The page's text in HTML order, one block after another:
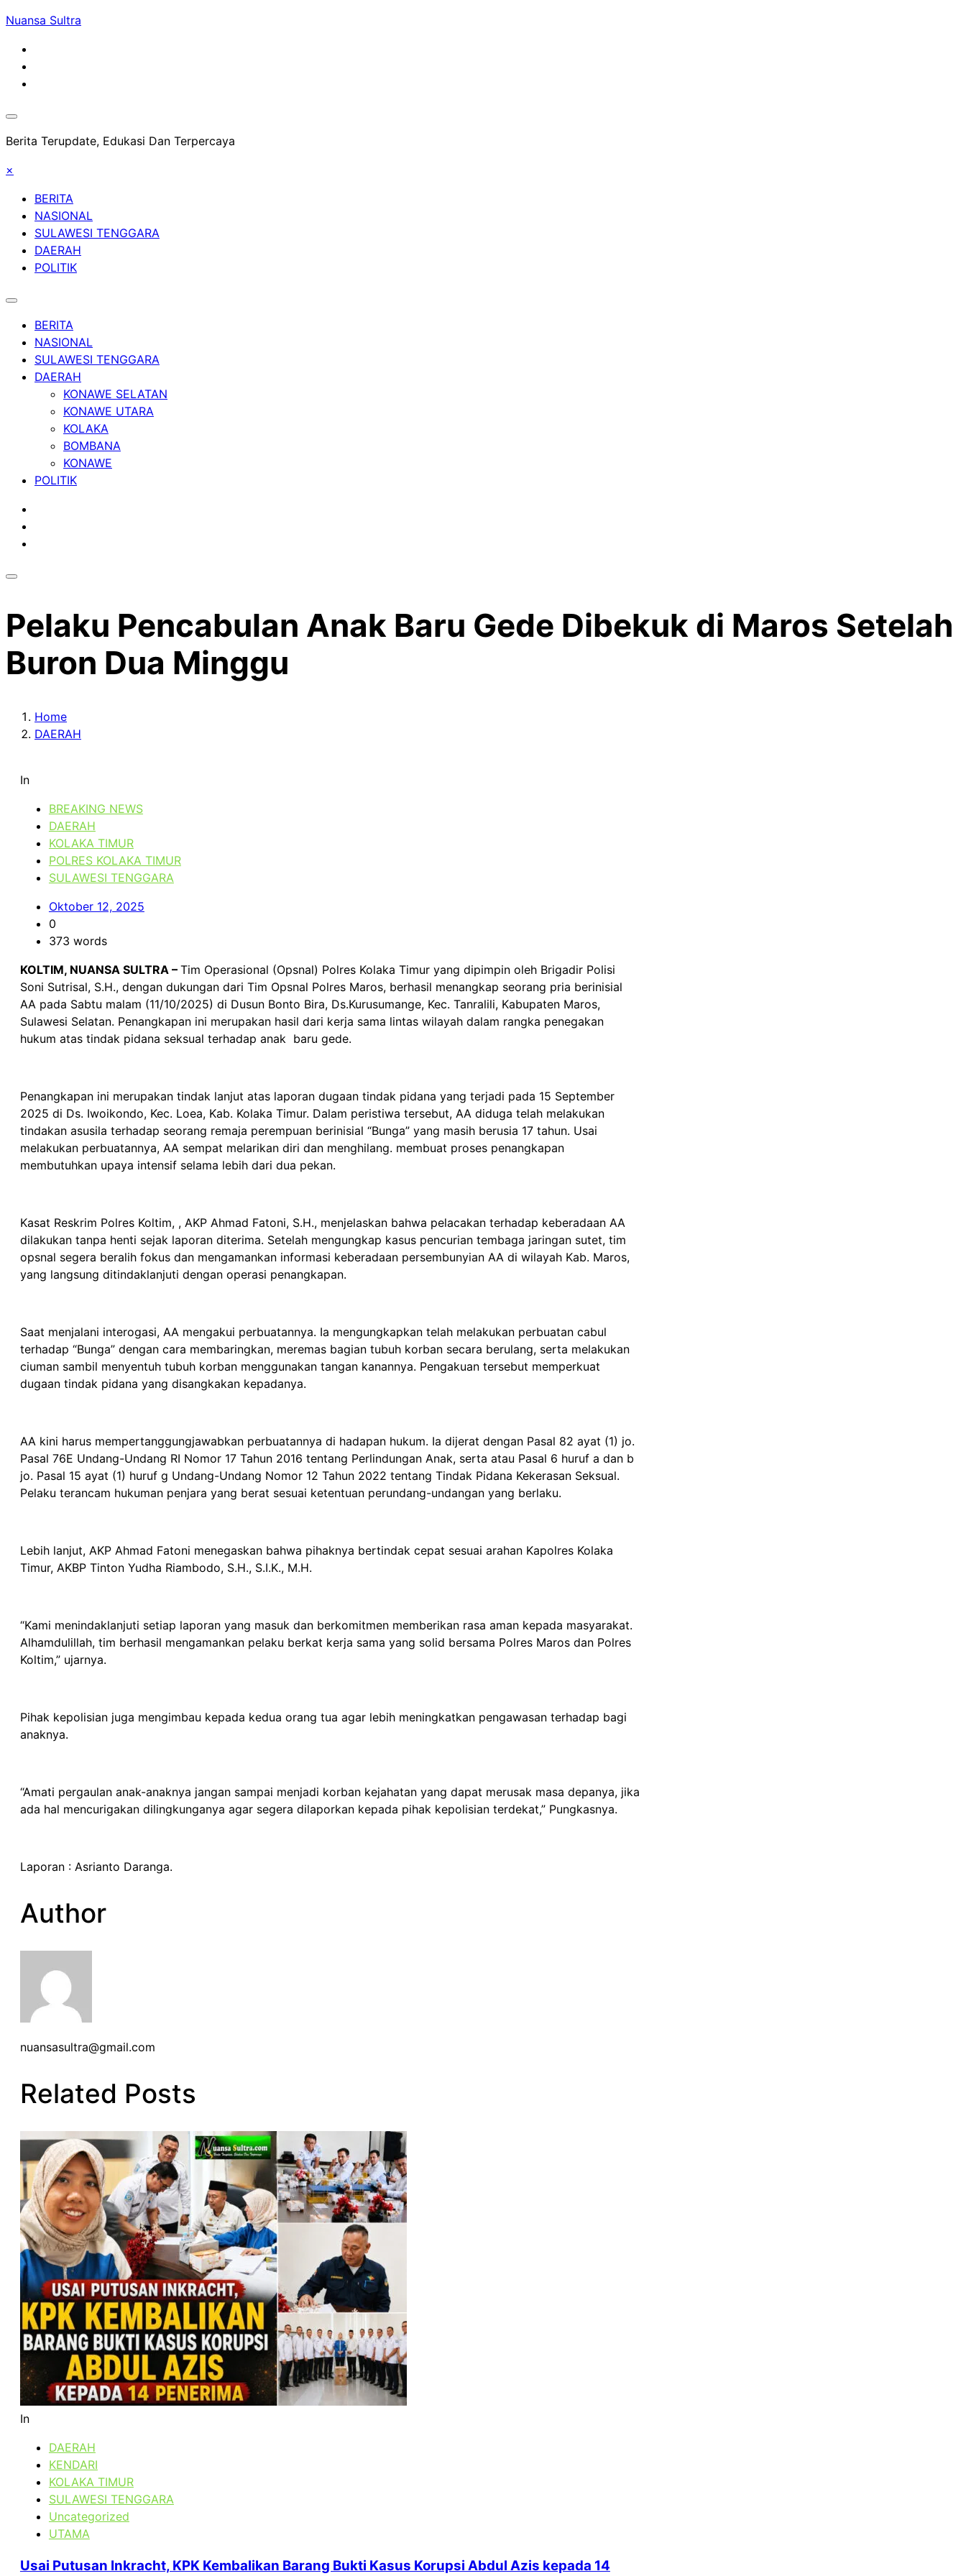
Skip
content
Nuansa Sultra
Berita Terupdate, Edukasi Dan Terpercaya
×
BERITA
NASIONAL
SULAWESI TENGGARA
DAERAH
POLITIK
BERITA
NASIONAL
SULAWESI TENGGARA
DAERAH
KONAWE SELATAN
KONAWE UTARA
KOLAKA
BOMBANA
KONAWE
POLITIK
Pelaku Pencabulan Anak Baru Gede Dibekuk di Maros Setelah
Buron Dua Minggu
Home
DAERAH
In
BREAKING NEWS
DAERAH
KOLAKA TIMUR
POLRES KOLAKA TIMUR
SULAWESI TENGGARA
Oktober 12, 2025
0
373 words
KOLTIM, NUANSA SULTRA – Tim Operasional (Opsnal) Polres Kolaka Timur yang dipimpin oleh Brigadir Polisi
Soni Sutrisal, S.H., dengan dukungan dari Tim Opsnal Polres Maros, berhasil menangkap seorang pria berinisial
AA pada Sabtu malam (11/10/2025) di Dusun Bonto Bira, Ds.Kurusumange, Kec. Tanralili, Kabupaten Maros,
Sulawesi Selatan. Penangkapan ini merupakan hasil dari kerja sama lintas wilayah dalam rangka penegakan
hukum atas tindak pidana seksual terhadap anak baru gede.
Penangkapan ini merupakan tindak lanjut atas laporan dugaan tindak pidana yang terjadi pada 15 September
2025 di Ds. Iwoikondo, Kec. Loea, Kab. Kolaka Timur. Dalam peristiwa tersebut, AA diduga telah melakukan
tindakan asusila terhadap seorang remaja perempuan berinisial “Bunga” yang masih berusia 17 tahun. Usai
melakukan perbuatannya, AA sempat melarikan diri dan menghilang. membuat proses penangkapan
membutuhkan upaya intensif selama lebih dari dua pekan.
Kasat Reskrim Polres Koltim, , AKP Ahmad Fatoni, S.H., menjelaskan bahwa pelacakan terhadap keberadaan AA
dilakukan tanpa henti sejak laporan diterima. Setelah mengungkap kasus pencurian tembaga jaringan sutet, tim
opsnal segera beralih fokus dan mengamankan informasi keberadaan persembunyian AA di wilayah Kab. Maros,
yang langsung ditindaklanjuti dengan operasi penangkapan.
Saat menjalani interogasi, AA mengakui perbuatannya. Ia mengungkapkan telah melakukan perbuatan cabul
terhadap “Bunga” dengan cara membaringkan, meremas bagian tubuh korban secara berulang, serta melakukan
ciuman sambil menyentuh tubuh korban menggunakan tangan kanannya. Pengakuan tersebut memperkuat
dugaan tindak pidana yang disangkakan kepadanya.
AA kini harus mempertanggungjawabkan perbuatannya di hadapan hukum. Ia dijerat dengan Pasal 82 ayat (1) jo.
Pasal 76E Undang-Undang RI Nomor 17 Tahun 2016 tentang Perlindungan Anak, serta atau Pasal 6 huruf a dan b
jo. Pasal 15 ayat (1) huruf g Undang-Undang Nomor 12 Tahun 2022 tentang Tindak Pidana Kekerasan Seksual.
Pelaku terancam hukuman penjara yang berat sesuai ketentuan perundang-undangan yang berlaku.
Lebih lanjut, AKP Ahmad Fatoni menegaskan bahwa pihaknya bertindak cepat sesuai arahan Kapolres Kolaka
Timur, AKBP Tinton Yudha Riambodo, S.H., S.I.K., M.H.
“Kami menindaklanjuti setiap laporan yang masuk dan berkomitmen memberikan rasa aman kepada masyarakat.
Alhamdulillah, tim berhasil mengamankan pelaku berkat kerja sama yang solid bersama Polres Maros dan Polres
Koltim,” ujarnya.
Pihak kepolisian juga mengimbau kepada kedua orang tua agar lebih meningkatkan pengawasan terhadap bagi
anaknya.
“Amati pergaulan anak-anaknya jangan sampai menjadi korban kejahatan yang dapat merusak masa depanya, jika
ada hal mencurigakan dilingkunganya agar segera dilaporkan kepada pihak kepolisian terdekat,” Pungkasnya.
Laporan : Asrianto Daranga.
Author
nuansasultra@gmail.com
Related Posts
In
DAERAH
KENDARI
KOLAKA TIMUR
SULAWESI TENGGARA
Uncategorized
UTAMA
Usai Putusan Inkracht, KPK Kembalikan Barang Bukti Kasus Korupsi Abdul Azis kepada 14